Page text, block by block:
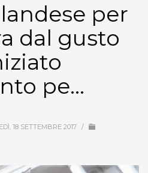
per
dal gusto
pe…
18 SETTEMBRE 2017 /